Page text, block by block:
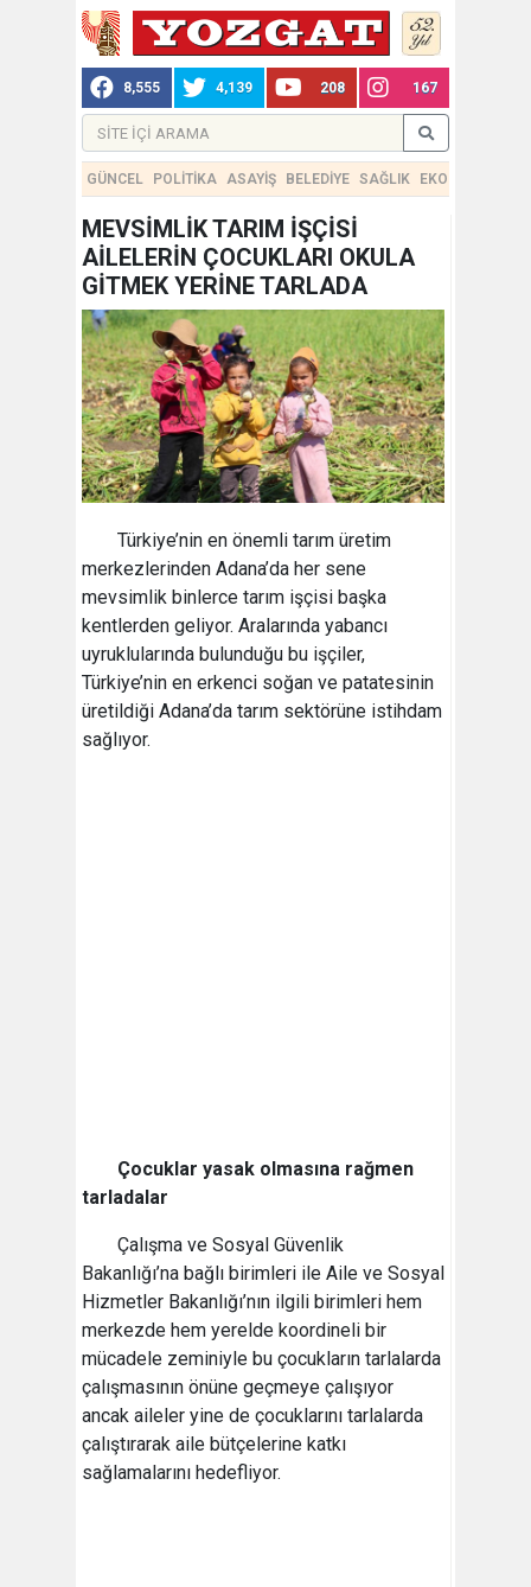
8,555 4,139 208 167
GÜNCEL POLİTİKA ASAYİŞ BELEDİYE SAĞLIK EKONOMİ
MEVSİMLİK TARIM İŞÇİSİ
AİLELERİN ÇOCUKLARI OKULA
GİTMEK YERİNE TARLADA
Türkiye’nin en önemli tarım üretim
merkezlerinden Adana’da her sene
mevsimlik binlerce tarım işçisi başka
kentlerden geliyor. Aralarında yabancı
uyruklularında bulunduğu bu işçiler,
Türkiye’nin en erkenci soğan ve patatesinin
üretildiği Adana’da tarım sektörüne istihdam
sağlıyor.
Çocuklar yasak olmasına rağmen
tarladalar
Çalışma ve Sosyal Güvenlik
Bakanlığı’na bağlı birimleri ile Aile ve Sosyal
Hizmetler Bakanlığı’nın ilgili birimleri hem
merkezde hem yerelde koordineli bir
mücadele zeminiyle bu çocukların tarlalarda
çalışmasının önüne geçmeye çalışıyor
ancak aileler yine de çocuklarını tarlalarda
çalıştırarak aile bütçelerine katkı
sağlamalarını hedefliyor.